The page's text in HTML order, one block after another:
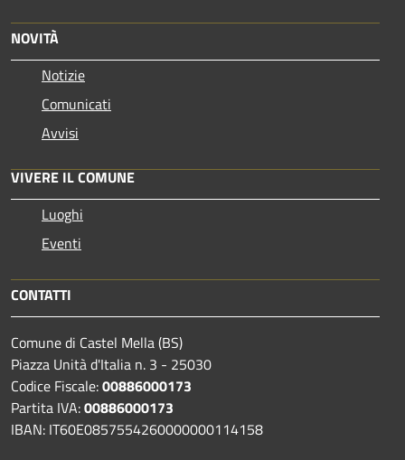
NOVITÀ
Notizie
Comunicati
Avvisi
VIVERE IL COMUNE
Luoghi
Eventi
CONTATTI
Comune di Castel Mella (BS)
Piazza Unità d'Italia n. 3 - 25030
Codice Fiscale:00886000173
Partita IVA:00886000173
IBAN: IT60E0857554260000000114158